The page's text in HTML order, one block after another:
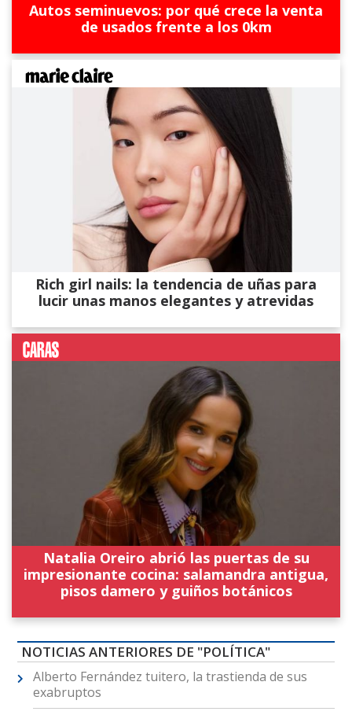
Autos seminuevos: por qué crece la venta
de usados frente a los 0km
Rich girl nails: la tendencia de uñas para
lucir unas manos elegantes y atrevidas
Natalia Oreiro abrió las puertas de su
impresionante cocina: salamandra antigua,
pisos damero y guiños botánicos
NOTICIAS ANTERIORES DE "POLÍTICA"
Alberto Fernández tuitero, la trastienda de sus
exabruptos